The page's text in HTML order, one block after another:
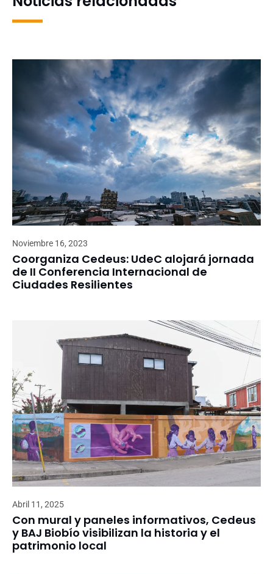
Noviembre 16, 2023
Coorganiza Cedeus: UdeC alojará jornada
de II Conferencia Internacional de
Ciudades Resilientes
Abril 11, 2025
Con mural y paneles informativos, Cedeus
y BAJ Biobío visibilizan la historia y el
patrimonio local